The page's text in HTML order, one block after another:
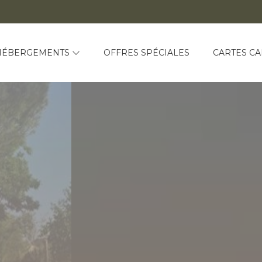
OFFRES SPÉCIALES CARTES